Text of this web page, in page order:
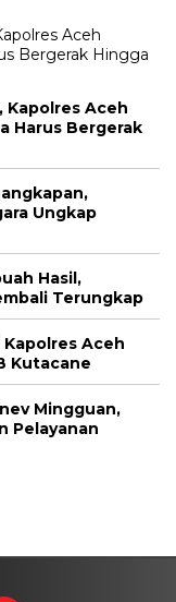
Kapolres Aceh
Harus Bergerak
Ungkap
Hasil,
Terungkap
Aceh
Kutacane
Mingguan,
Pelayanan